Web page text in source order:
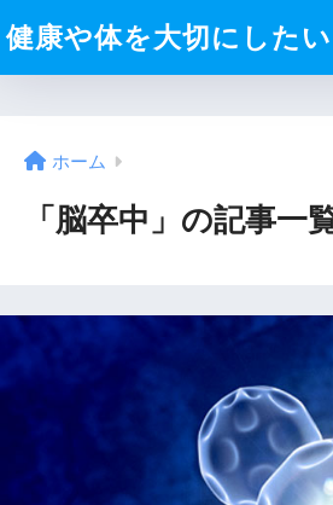
健康や体を大切にした
ホーム
「脳卒中」の記事一